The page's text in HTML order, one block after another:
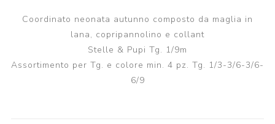
Coordinato neonata autunno composto da maglia in
lana, copripannolino e collant
Stelle & Pupi Tg. 1/9m
Assortimento per Tg. e colore min. 4 pz. Tg. 1/3-3/6-3/6-
6/9